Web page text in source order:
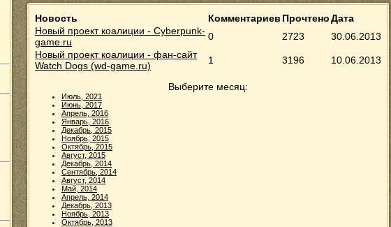
Новость Комментариев ПрочтеноДата
Новый проект коалиции - Cyberpunk-
game.ru
0 2723
30.06.2013
Новый проект коалиции - фан-сайт
Watch Dogs (wd-game.ru)
1 3196 10.06.2013
Выберите месяц:
Июль, 2021
Июнь, 2017
Апрель, 2016
Январь, 2016
Декабрь, 2015
Ноябрь, 2015
Октябрь, 2015
Август, 2015
Декабрь, 2014
Сентябрь, 2014
Август, 2014
Май, 2014
Апрель, 2014
Декабрь, 2013
Ноябрь, 2013
Октябрь, 2013